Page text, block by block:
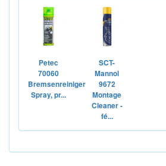
Petec
70060
Bremsenreiniger
Spray, pr...
SCT-
Mannol
9672
Montage
Cleaner -
fé...